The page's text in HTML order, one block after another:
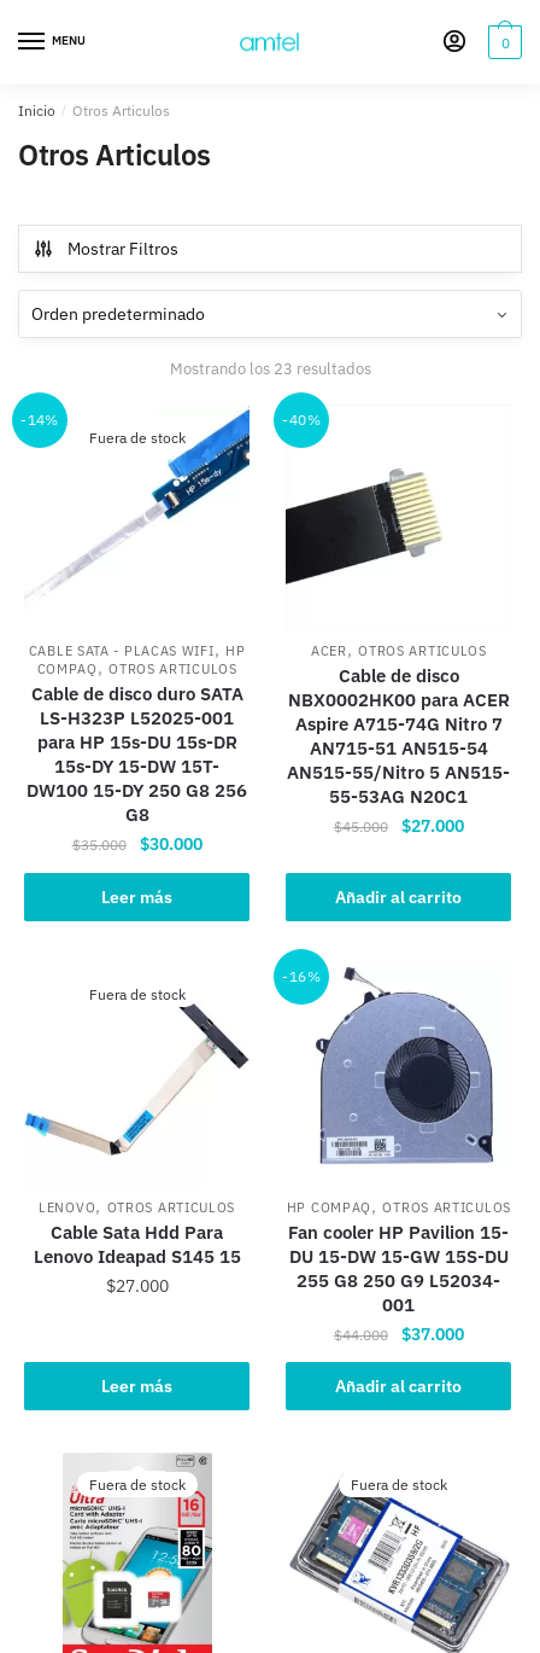
navegación
MENU 0
Inicio / Otros Articulos
Otros Articulos
Mostrar Filtros
Mostrando los 23 resultados
-14%
Fuera de stock
CABLE SATA - PLACAS WIFI, HP
COMPAQ ,OTROS ARTICULOS
Cable de disco duro SATA
LS-H323P L52025-001
para HP 15s-DU 15s-DR
15s-DY 15-DW 15T-
DW100 15-DY 250 G8 256
G8
$35.000
El
precio
original
era:
$30.000El
precio
es:
Leer más
-40%
ACER,OTROS ARTICULOS
Cable de disco
NBX0002HK00 para ACER
Aspire A715-74G Nitro 7
AN715-51 AN515-54
AN515-55/Nitro 5 AN515-
55-53AG N20C1
$45.000
El
original
era:
$27.000El
actual
Añadir al carrito
Fuera de stock
LENOVO, OTROS ARTICULOS
Cable Sata Hdd Para
Lenovo Ideapad S145 15
$27.000
Leer más
-16%
HP COMPAQ ,OTROS ARTICULOS
Fan cooler HP Pavilion 15-
DU 15-DW 15-GW 15S-DU
255 G8 250 G9 L52034-
001
$44.000
El
precio
original
era:
$37.000El
precio
es:
Añadir al carrito
Fuera de stock Fuera de stock